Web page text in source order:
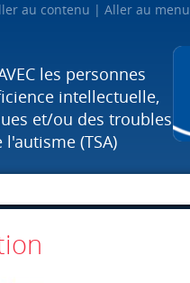
au contenu Aller au menu
les personnes
intellectuelle,
et/ou des troubles
(TSA)